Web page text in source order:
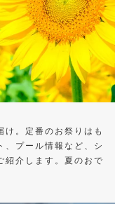
。定番のお祭りはも
、プール情報など、シ
紹介します。夏のおで